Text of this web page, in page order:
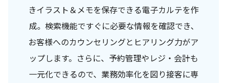
きイラスト＆メモを保存できる電子カルテを作
成。検索機能ですぐに必要な情報を確認でき、
お客様へのカウンセリングとヒアリング力がア
ップします。さらに、予約管理やレジ・会計も
一元化できるので、業務効率化を図り接客に専